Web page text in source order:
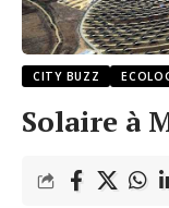
CITY BUZZ
Solaire à